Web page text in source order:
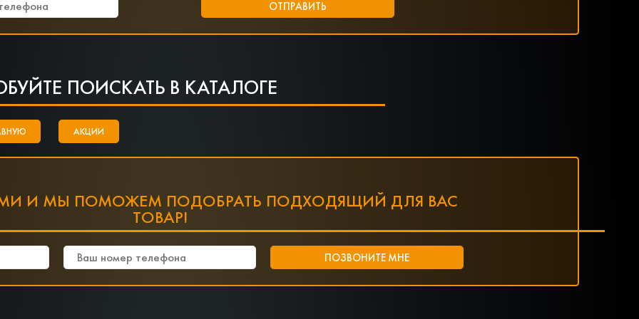
ПОИСКАТЬ В КАТАЛОГЕ
АКЦИИ
И МЫ ПОМОЖЕМ ПОДОБРАТЬ ПОДХОДЯЩИЙ ДЛЯ ВАС
ТОВАР!